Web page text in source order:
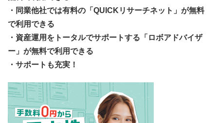
・同業他社では有料の「QUICKリサーチネット」が無料
で利用できる
・資産運用をトータルでサポートする「ロボアドバイザ
ー」が無料で利用できる
・サポートも充実！